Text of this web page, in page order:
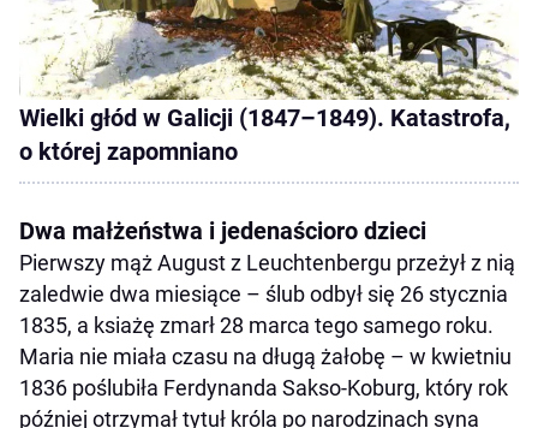
Wielki głód w Galicji (1847–1849). Katastrofa,
o której zapomniano
Dwa małżeństwa i jedenaścioro dzieci
Pierwszy mąż August z Leuchtenbergu przeżył z nią
zaledwie dwa miesiące – ślub odbył się 26 stycznia
1835, a ksiażę zmarł 28 marca tego samego roku.
Maria nie miała czasu na długą żałobę – w kwietniu
1836 poślubiła Ferdynanda Sakso-Koburg, który rok
później otrzymał tytuł króla po narodzinach syna